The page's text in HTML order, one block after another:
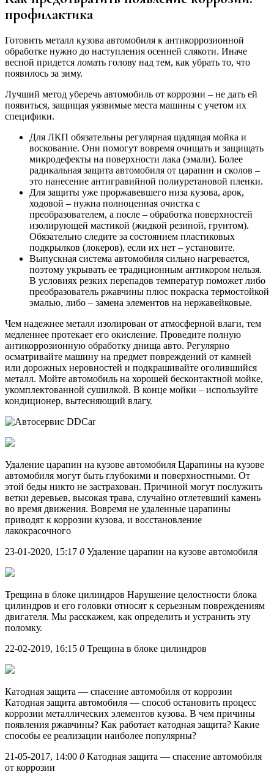
профилактика
Готовить металл кузова автомобиля к антикоррозионной
обработке нужно до наступления осенней слякоти. Иначе
весной придется ломать голову над тем, как убрать то, что
появилось за зиму.
Лучший метод уберечь автомобиль от коррозии – не дать ей
появиться, защищая уязвимые места машины с учетом их
специфики.
Для ЛКП обязательны регулярная щадящая мойка и
воскование. Они помогут вовремя очищать и защищать
микродефекты на поверхности лака (эмали). Более
радикальная защита автомобиля от царапин и сколов –
это нанесение антигравийной полиуретановой пленки.
Для защиты уже проржавевшего низа кузова, арок,
ходовой – нужна полноценная очистка с
преобразователем, а после – обработка поверхностей
изолирующей мастикой (жидкой резиной, грунтом).
Обязательно следите за состоянием пластиковых
подкрылков (локеров), если их нет – установите.
Выпускная система автомобиля сильно нагревается,
поэтому укрывать ее традиционным антикором нельзя.
В условиях резких перепадов температур поможет либо
преобразователь ржавчины плюс покраска термостойкой
эмалью, либо – замена элементов на нержавейковые.
Чем надежнее металл изолирован от атмосферной влаги, тем
медленнее протекает его окисление. Проведите полную
антикоррозионную обработку днища авто. Регулярно
осматривайте машину на предмет повреждений от камней
или дорожных неровностей и подкрашивайте оголившийся
металл. Мойте автомобиль на хорошей бесконтактной мойке,
укомплектованной сушилкой. В конце мойки – используйте
кондиционер, вытесняющий влагу.
Удаление царапин на кузове автомобиля Царапины на кузове
автомобиля могут быть глубокими и поверхностными. От
этой беды никто не застрахован. Причиной могут послужить
ветки деревьев, высокая трава, случайно отлетевший камень
во время движения. Вовремя не удаленные царапины
приводят к коррозии кузова, и восстановление
лакокрасочного
23-01-2020, 15:17 0 Удаление царапин на кузове автомобиля
Трещина в блоке цилиндров Нарушение целостности блока
цилиндров и его головки относят к серьезным повреждениям
двигателя. Мы расскажем, как определить и устранить эту
поломку.
22-02-2019, 16:15 0 Трещина в блоке цилиндров
Катодная защита — спасение автомобиля от коррозии
Катодная защита автомобиля — способ остановить процесс
коррозии металлических элементов кузова. В чем причины
появления ржавчины? Как работает катодная защита? Какие
способы ее реализации наиболее популярны?
21-05-2017, 14:00 0 Катодная защита — спасение автомобиля
от коррозии